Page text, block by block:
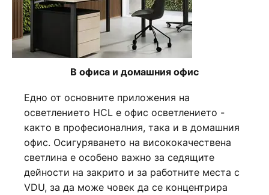
В офиса и домашния офис
Едно от основните приложения на
осветлението HCL е офис осветлението -
както в професионалния, така и в домашния
офис. Осигуряването на висококачествена
светлина е особено важно за седящите
дейности на закрито и за работните места с
VDU, за да може човек да се концентрира